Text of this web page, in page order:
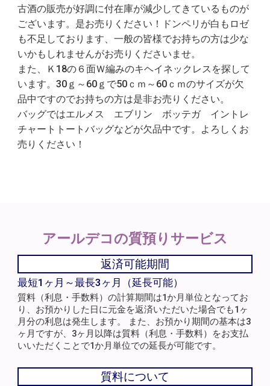
古酒の販売が好調に付在庫が減少してきているものが
ございます。是お売りください！ドンペリが白もロゼ
も不足しております、一般の皆様でお持ちの方は少な
いかもしれませんがお売りくださいませ。
また、Ｋ18の６面Ｗ編みのキヘイネックレスを探して
います。30ｇ～60ｇで50ｃｍ～60ｃｍのサイズが欠
品中ですのでお持ちの方は是非お売りください。
バッグではエルメス エブリン ボッテガ イントレ
チャートトートバッグなどが欠品中です。よろしくお
売りください！
アールデコの質預りサービス
返済可能期間
最短1ヶ月～最長3ヶ月（延長可能）
質料（利息・手数料）の計算期間は1か月単位となってお
り、お預かりした日に元金を返済いただいた場合でも1ヶ
月分の利息は発生します。 また、お預かり期間の基本は3
ヶ月ですが、3ヶ月以降は質料（利息・手数料）をお支払
いいただくことで1か月単位での延長が可能です。
質料について